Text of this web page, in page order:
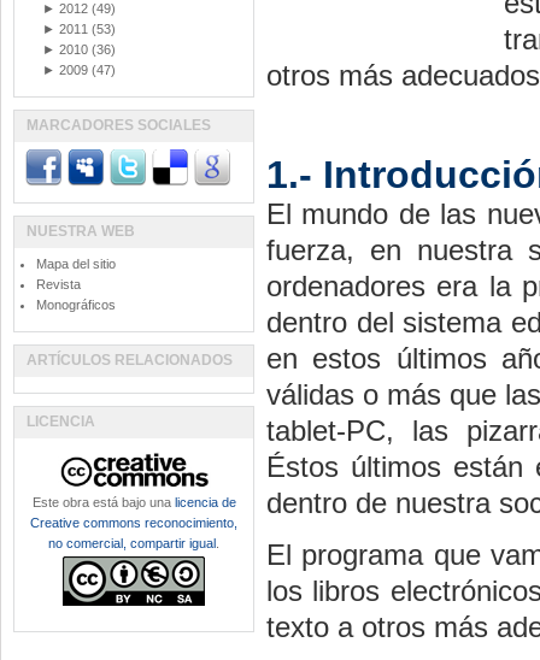
otros más
1.-
El mundo de las
fuerza, en nuestra
ordenadores era la
dentro del sistema
en estos últimos
válidas o más que
tablet-PC, las
Éstos últimos están
dentro de nuestra
El programa que
los libros
texto a otros más
► 2012 (49)
► 2011 (53)
► 2010 (36)
► 2009 (47)
MARCADORES SOCIALES
NUESTRA WEB
Mapa del sitio
Revista
Monográficos
ARTÍCULOS RELACIONADOS
LICENCIA
Este obra está bajo una licencia de
Creative commons reconocimiento,
no comercial, compartir igual